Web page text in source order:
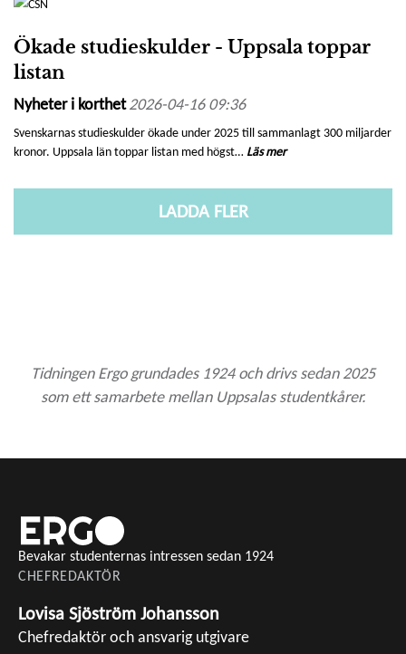
Ökade studieskulder - Uppsala toppar
listan
Nyheter i korthet2026-04-16 09:36
Svenskarnas studieskulder ökade under 2025 till sammanlagt 300 miljarder
kronor. Uppsala län toppar listan med högst… Läs mer
LADDA FLER
Tidningen Ergo grundades 1924 och drivs sedan 2025
som ett samarbete mellan Uppsalas studentkårer.
Bevakar studenternas intressen sedan 1924
CHEFREDAKTÖR
Lovisa Sjöström Johansson
Chefredaktör och ansvarig utgivare